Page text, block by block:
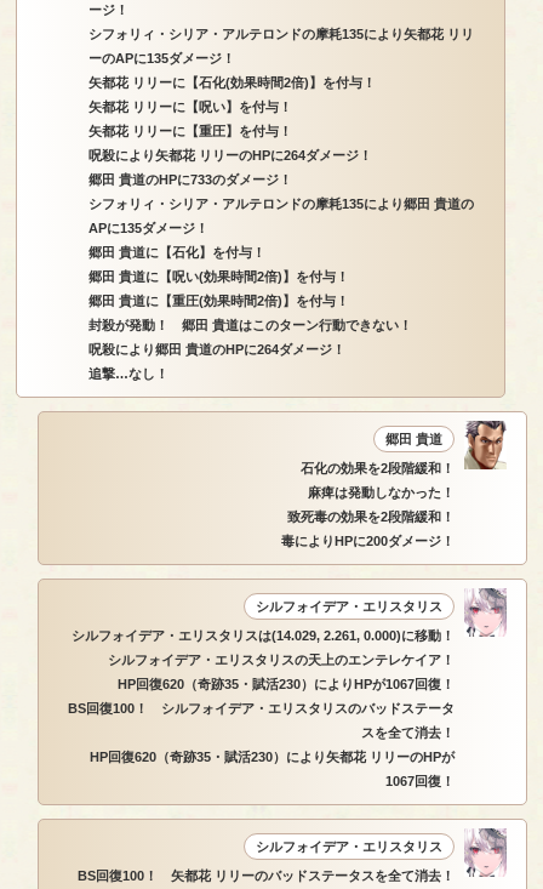
ージ！
シフォリィ・シリア・アルテロンドの摩耗135により矢都花 リリ
ーのAPに135ダメージ！
矢都花 リリーに【石化(効果時間2倍)】を付与！
矢都花 リリーに【呪い】を付与！
矢都花 リリーに【重圧】を付与！
呪殺により矢都花 リリーのHPに264ダメージ！
郷田 貴道のHPに733のダメージ！
シフォリィ・シリア・アルテロンドの摩耗135により郷田 貴道の
APに135ダメージ！
郷田 貴道に【石化】を付与！
郷田 貴道に【呪い(効果時間2倍)】を付与！
郷田 貴道に【重圧(効果時間2倍)】を付与！
封殺が発動！ 郷田 貴道はこのターン行動できない！
呪殺により郷田 貴道のHPに264ダメージ！
追撃…なし！
郷田 貴道
石化の効果を2段階緩和！
麻痺は発動しなかった！
致死毒の効果を2段階緩和！
毒によりHPに200ダメージ！
シルフォイデア・エリスタリス
シルフォイデア・エリスタリスは(14.029, 2.261, 0.000)に移動！
シルフォイデア・エリスタリスの天上のエンテレケイア！
HP回復620（奇跡35・賦活230）によりHPが1067回復！
BS回復100！ シルフォイデア・エリスタリスのバッドステータ
スを全て消去！
HP回復620（奇跡35・賦活230）により矢都花 リリーのHPが
1067回復！
シルフォイデア・エリスタリス
BS回復100！ 矢都花 リリーのバッドステータスを全て消去！